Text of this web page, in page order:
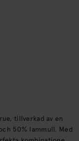
tillverkad av en
lammull. Med